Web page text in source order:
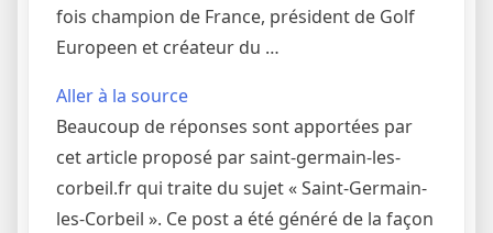
fois champion de France, président de Golf
Europeen et créateur du …
Aller à la source
Beaucoup de réponses sont apportées par
cet article proposé par saint-germain-les-
corbeil.fr qui traite du sujet « Saint-Germain-
les-Corbeil ». Ce post a été généré de la façon